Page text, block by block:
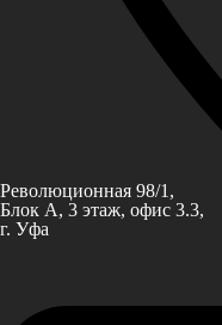
Революционная 98/1,
Блок А, 3 этаж, офис 3.3,
г. Уфа